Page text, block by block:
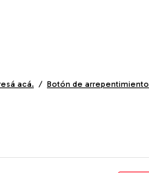
acá. / Botón de arrepentimiento